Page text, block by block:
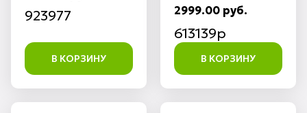
923977
В КОРЗИНУ
2999.00 руб.
613139p
В КОРЗИНУ